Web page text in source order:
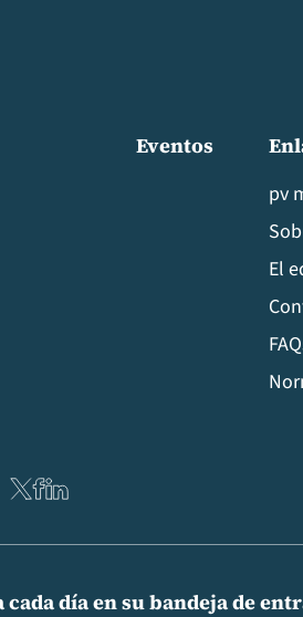
Eventos
pv
El
día en su bandeja de